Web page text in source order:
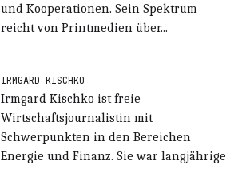
und Kooperationen. Sein Spektrum
reicht von Printmedien über...
IRMGARD KISCHKO
Irmgard Kischko ist freie
Wirtschaftsjournalistin mit
Schwerpunkten in den Bereichen
Energie und Finanz. Sie war langjährige